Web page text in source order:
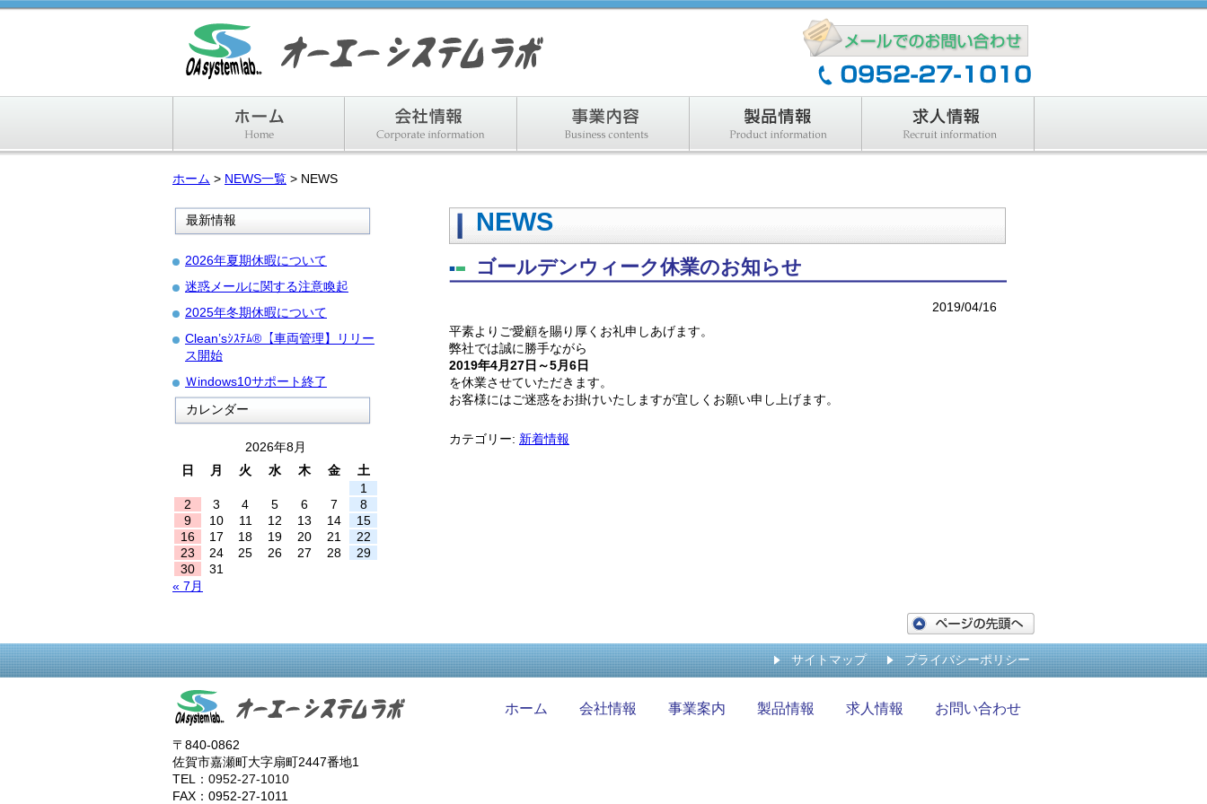
ホーム > NEWS一覧 > NEWS
NEWS
ゴールデンウィーク休業のお知らせ
2019/04/16
平素よりご愛顧を賜り厚くお礼申しあげます。
弊社では誠に勝手ながら
2019年4月27日～5月6日
を休業させていただきます。
お客様にはご迷惑をお掛けいたしますが宜しくお願い申し上げます。
カテゴリー: 新着情報
最新情報
2026年夏期休暇について
迷惑メールに関する注意喚起
2025年冬期休暇について
Clean’sｼｽﾃﾑ®【車両管理】リリー
ス開始
Ｗindows10サポート終了
カレンダー
2026年8月
日
月 火 水 木 金
土
1
2
3 4 5 6 7
8
9
10 11 12 13 14
15
16
17 18 19 20 21
22
23
24 25 26 27 28
29
30
31
« 7月
サイトマップ プライバシーポリシー
〒840-0862
佐賀市嘉瀬町大字扇町2447番地1
TEL： 0952-27-1010
FAX：0952-27-1011
ホーム 会社情報 事業案内 製品情報 求人情報 お問い合わせ